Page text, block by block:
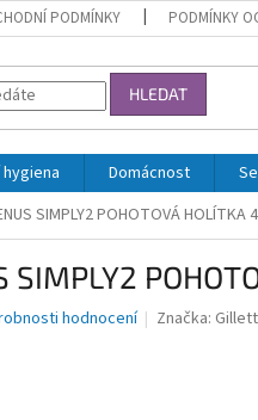
PODMÍNKY PODMÍNKY
HLEDAT
Domácnost
SIMPLY2 POHOTOVÁ HOLÍTKA
SIMPLY2
hodnocení Značka: